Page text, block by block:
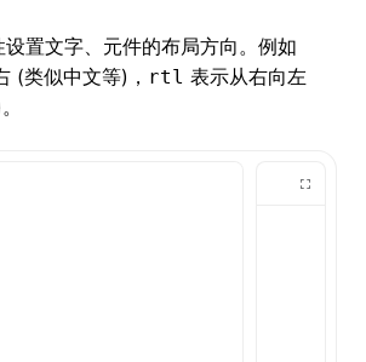
设置文字、元件的布局方向。例如
(类似中文等)， rtl 表示从右向左